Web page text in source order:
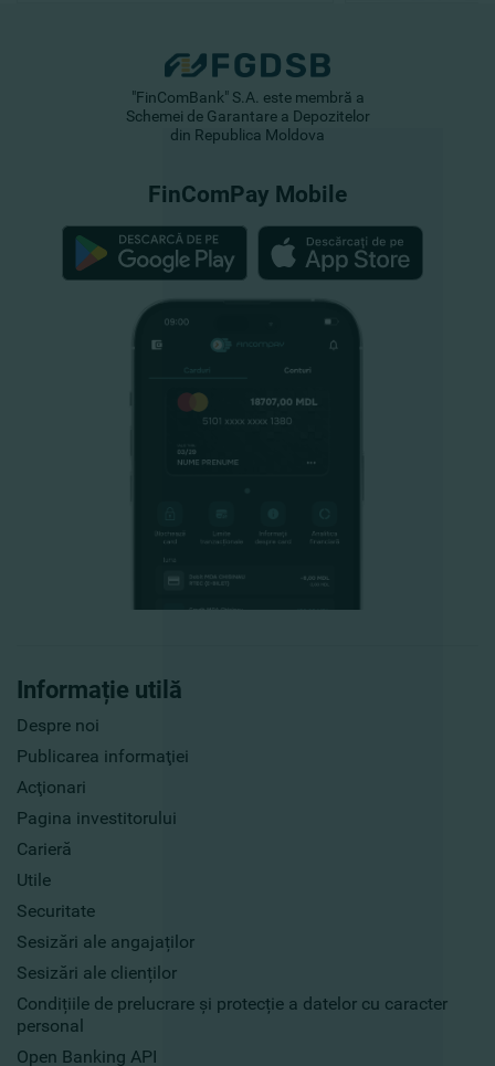
Informație utilă
Despre noi
Publicarea informaţiei
Acţionari
Pagina investitorului
Carieră
Utile
Securitate
Sesizări ale angajaților
Sesizări ale clienților
Condițiile de prelucrare și protecție a datelor cu caracter
personal
Open Banking API
"FinComBank" S.A. este membră a
Schemei de Garantare a Depozitelor
din Republica Moldova
FinComPay Mobile